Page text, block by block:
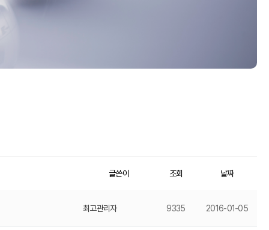
글쓴이 조회 날짜
최고관리자 9335 2016-01-05